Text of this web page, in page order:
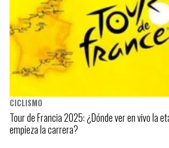
CICLISMO
Tour de Francia 2025: ¿Dónde ver en vivo la
empieza la carrera?